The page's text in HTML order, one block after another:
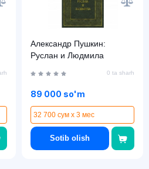
Александр Пушкин:
Руслан и Людмила
0 ta sharh
89 000 so'm
32 700 сум x 3 мес
Sotib olish